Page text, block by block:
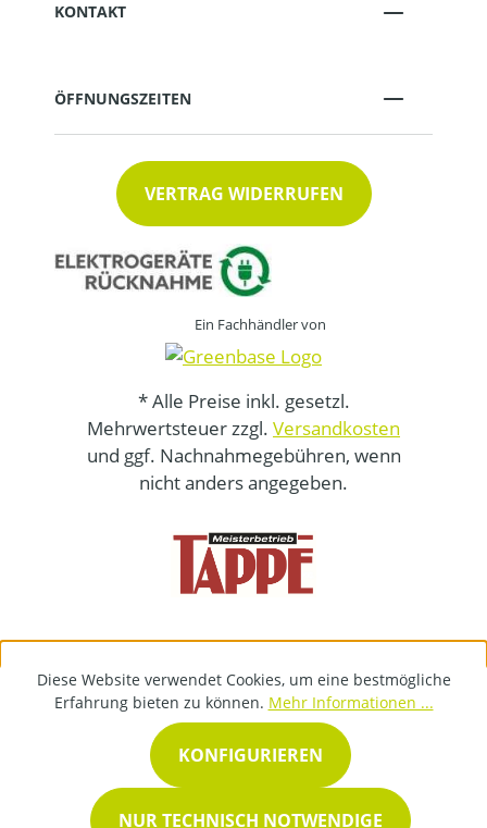
KONTAKT
ÖFFNUNGSZEITEN
VERTRAG WIDERRUFEN
Ein Fachhändler von
* Alle Preise inkl. gesetzl.
Mehrwertsteuer zzgl. Versandkosten
und ggf. Nachnahmegebühren, wenn
nicht anders angegeben.
Diese Website verwendet Cookies, um eine bestmögliche
Erfahrung bieten zu können. Mehr Informationen ...
NUR TECHNISCH NOTWENDIGE
KONFIGURIEREN